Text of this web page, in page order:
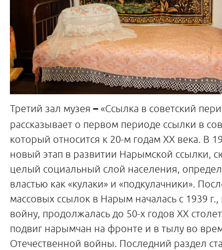
Третий зал музея – «Ссылка в советский
рассказывает о первом периоде ссылки в
который относится к 20-м годам XX века. В
новый этап в развитии Нарымской ссылки,
целый социальный слой населения,
властью как «кулаки» и «подкулачники».
массовых ссылок в Нарым началась с 1939
войну, продолжалась до 50-х годов XX
подвиг нарымчан на фронте и в тылу во
Отечественной войны. Последний раздел